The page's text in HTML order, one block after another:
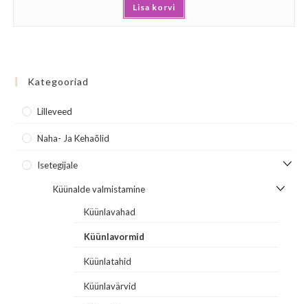
nn
Lisa korvi
Kategooriad
Lilleveed
Naha- Ja Kehaõlid
Isetegijale
Küünalde valmistamine
Küünlavahad
Küünlavormid
Küünlatahid
Küünlavärvid